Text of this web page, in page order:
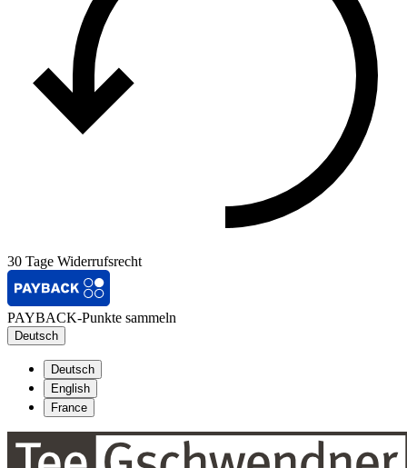
30 Tage Widerrufsrecht
PAYBACK-Punkte sammeln
Deutsch
Deutsch
English
France